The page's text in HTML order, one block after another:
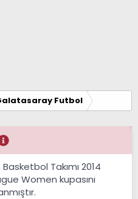
Futbol
Takımı 2014
Women kupasını